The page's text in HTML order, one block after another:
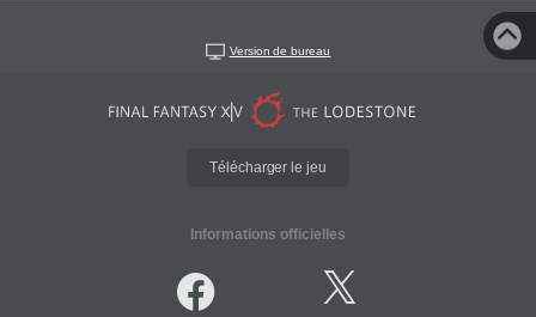
Version de bureau
Télécharger le jeu
Informations officielles